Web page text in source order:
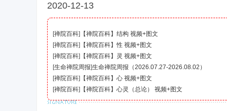
2020-12-13
【禅院百科】结构 视频+图文
[禅院百科]
【禅院百科】性 视频+图文
[禅院百科]
【禅院百科】灵 视频+图文
[禅院百科]
生命禅院周报（2026.07.27-2026.08.02）
[生命禅院周报]
【禅院百科】心 视频+图文
[禅院百科]
【禅院百科】心灵（总论） 视频+图文
[禅院百科]